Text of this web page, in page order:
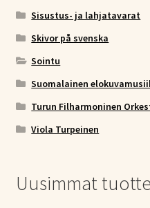
Sisustus- ja lahjatavarat
Skivor på svenska
Sointu
Suomalainen
Turun Filharmoninen
Viola Turpeinen
Uusimmat